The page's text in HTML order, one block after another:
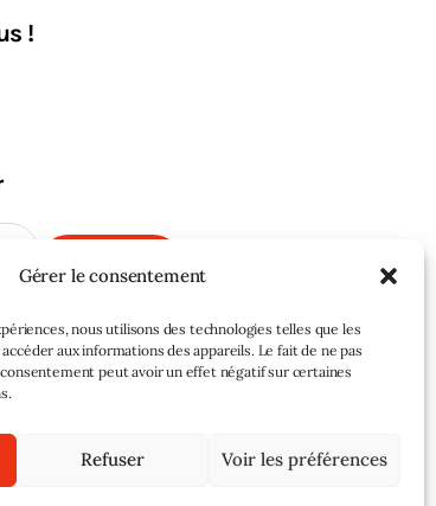
Gérer le consentement
nous utilisons des technologies telles que les
aux informations des appareils. Le fait de ne pas
peut avoir un effet négatif sur certaines
Refuser Voir les préférences
!
M'INSCRIRE